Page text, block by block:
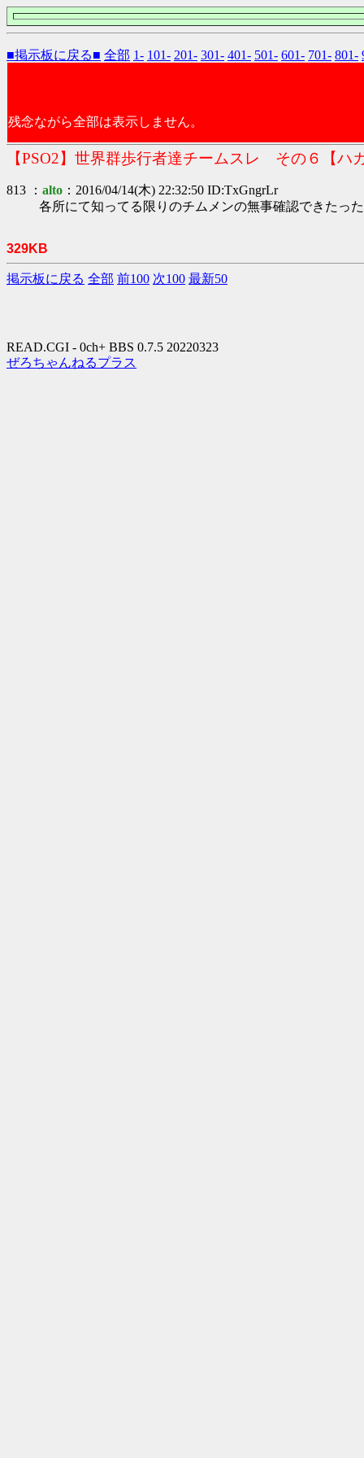
■掲示板に戻る■ 全部 1- 101- 201- 301- 401- 501- 601- 701- 801-
残念ながら全部は表示しません。
【PSO2】世界群歩行者達チームスレ その６【ハ
813 ： alto ：2016/04/14(木) 22:32:50 ID:TxGngrLr
各所にて知ってる限りのチムメンの無事確認できたった
329KB
掲示板に戻る 全部 前100 次100 最新50
READ.CGI - 0ch+ BBS 0.7.5 20220323
ぜろちゃんねるプラス